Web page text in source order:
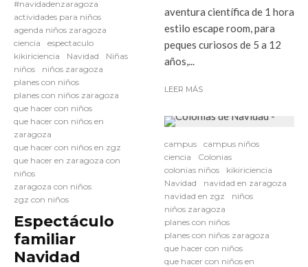
#navidadenzaragoza
actividades para niños
agenda niños zaragoza
ciencia
espectaculo
kikiriciencia
Navidad
Niñas
niños
niños zaragoza
planes con niños
planes con niños zaragoza
que hacer con niños
que hacer con niños en
zaragoza
que hacer con niños en zgz
que hacer en zaragoza con
niños
zaragoza con niños
zgz con niños
Espectáculo
familiar
Navidad
aventura científica de 1 hora
estilo escape room, para
peques curiosos de 5 a 12
años,...
LEER MÁS
campus
campus niños
ciencia
Colonias
colonias niños
kikiriciencia
Navidad
navidad en zaragoza
navidad en zgz
niños
niños zaragoza
planes con niños
planes con niños zaragoza
que hacer con niños
que hacer con niños en